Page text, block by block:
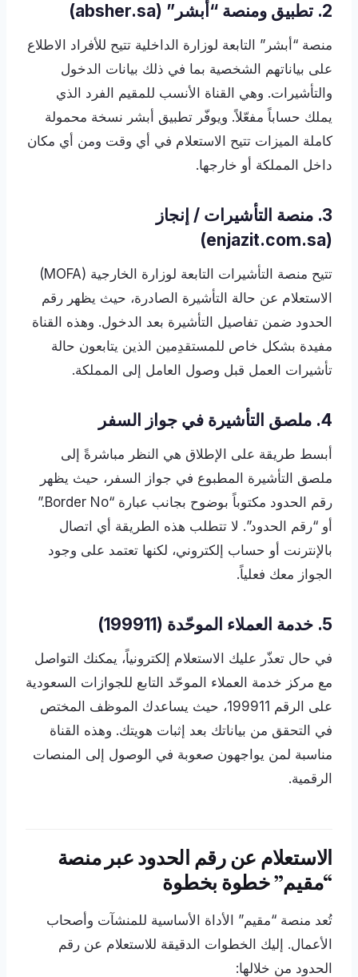
2. تطبيق ومنصة “أبشر” (absher.sa)
منصة “أبشر” التابعة لوزارة الداخلية تتيح للأفراد الاطلاع
على بياناتهم الشخصية بما في ذلك بيانات الدخول
والتأشيرات. وهي القناة الأنسب للمقيم الفرد الذي
يملك حساباً مفعّلاً. ويوفّر تطبيق أبشر نسخة محمولة
كاملة الميزات تتيح الاستعلام في أي وقت ومن أي مكان
داخل المملكة أو خارجها.
3. منصة التأشيرات / إنجاز
(enjazit.com.sa)
تتيح منصة التأشيرات التابعة لوزارة الخارجية (MOFA)
الاستعلام عن حالة التأشيرة الصادرة، حيث يظهر رقم
الحدود ضمن تفاصيل التأشيرة بعد الدخول. وهذه القناة
مفيدة بشكل خاص للمستقدِمين الذين يتابعون حالة
تأشيرات العمل قبل وصول العامل إلى المملكة.
4. ملصق التأشيرة في جواز السفر
أبسط طريقة على الإطلاق هي النظر مباشرةً إلى
ملصق التأشيرة المطبوع في جواز السفر، حيث يظهر
رقم الحدود مكتوباً بوضوح بجانب عبارة “Border No.”
أو “رقم الحدود”. لا تتطلب هذه الطريقة أي اتصال
بالإنترنت أو حساب إلكتروني، لكنها تعتمد على وجود
الجواز معك فعلياً.
5. خدمة العملاء الموحّدة (199911)
في حال تعذّر عليك الاستعلام إلكترونياً، يمكنك التواصل
مع مركز خدمة العملاء الموحّد التابع للجوازات السعودية
على الرقم 199911، حيث يساعدك الموظف المختص
في التحقق من بياناتك بعد إثبات هويتك. وهذه القناة
مناسبة لمن يواجهون صعوبة في الوصول إلى المنصات
الرقمية.
الاستعلام عن رقم الحدود عبر منصة
“مقيم” خطوة بخطوة
تُعد منصة “مقيم” الأداة الأساسية للمنشآت وأصحاب
الأعمال. إليك الخطوات الدقيقة للاستعلام عن رقم
الحدود من خلالها: